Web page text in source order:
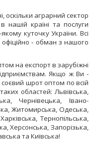
оскільки аграрний сектор
країні та послуги
куточку України. Всі
офіційно - обман з нашого
на експорт в зарубіжні
Якщо ж Ви -
шрот оптом по всій
областей: Львівська,
Чернівецька, Івано-
Житомирська, Одеська,
Тернопільська,
Херсонська, Запорізька,
та Київська!